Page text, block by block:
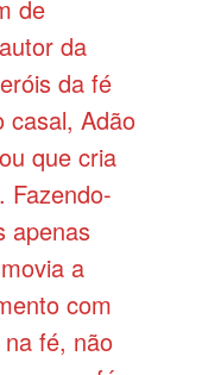
de
da
da fé
casal, Adão
que cria
Fazendo-
apenas
a
com
fé, não